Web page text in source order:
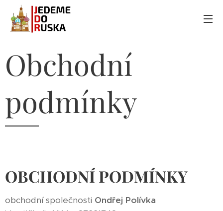
Obchodní
podmínky
OBCHODNÍ PODMÍNKY
obchodní společnosti Ondřej Polívka